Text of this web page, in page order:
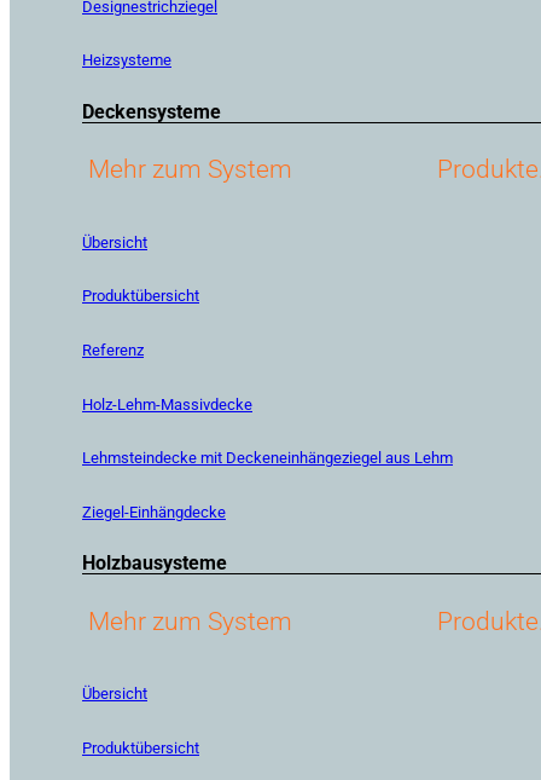
Designestrichziegel
Heizsysteme
Deckensysteme
Mehr zum System
Übersicht
Produktübersicht
Referenz
Holz-Lehm-Massivdecke
Lehmsteindecke mit Deckeneinhängeziegel aus Lehm
Ziegel-Einhängdecke
Holzbausysteme
Mehr zum System
Übersicht
Produktübersicht